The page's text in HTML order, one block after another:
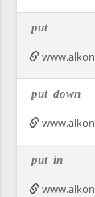
put
put down
put in